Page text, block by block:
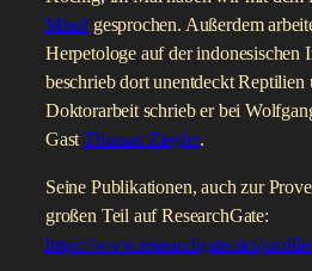
Misofgesprochen. Außerdem
Herpetologe auf der indonesischen
beschrieb dort unentdeckt
Doktorarbeit schrieb er bei
GastThomas Ziegler.
Seine Publikationen, auch zur
großen Teil auf ResearchGate:
https://www.researchgate.net/